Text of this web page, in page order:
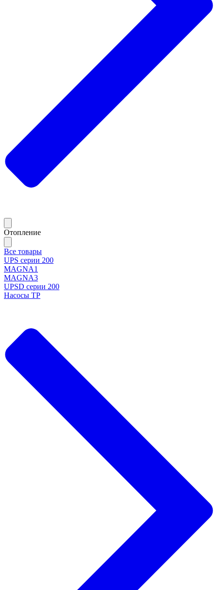
Отопление
Все товары
UPS серии 200
MAGNA1
MAGNA3
UPSD серии 200
Насосы TP